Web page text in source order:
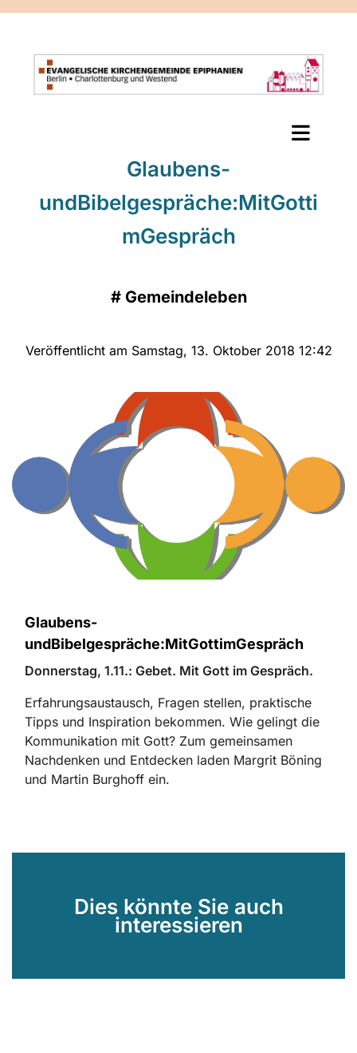
Glaubens-
undBibelgespräche:MitGotti
mGespräch
# Gemeindeleben
Veröffentlicht am Samstag, 13. Oktober 2018 12:42
Glaubens-
undBibelgespräche:MitGottimGespräch
Donnerstag, 1.11.: Gebet. Mit Gott im Gespräch.
Erfahrungsaustausch, Fragen stellen, praktische
Tipps und Inspiration bekommen. Wie gelingt die
Kommunikation mit Gott? Zum gemeinsamen
Nachdenken und Entdecken laden Margrit Böning
und Martin Burghoff ein.
Dies könnte Sie auch
interessieren